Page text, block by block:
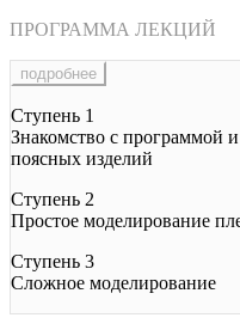
ПРОГРАММА ЛЕКЦИЙ
подробнее
Ступень 1
Знакомство с программой
поясных изделий
Ступень 2
Простое моделирование
Ступень 3
Сложное моделирование